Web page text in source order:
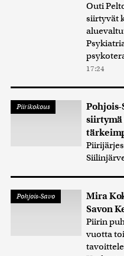
Outi
siirtyvät
17:24
Piirikokous
Pohjois-
siirtymä
Pohjois-Savo
Mira
Savon
Piirin
vuotta